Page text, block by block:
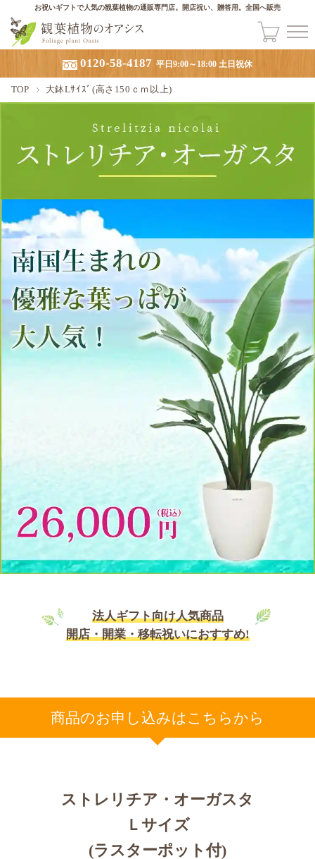
お祝いギフトで人気の観葉植物の通販専門店。開店祝い、贈答用。全国へ販売
0120-58-4187 平日9:00～18:00 土日祝休
TOP 大鉢Lｻｲｽﾞ(高さ150ｃｍ以上)
法人ギフト向け人気商品
開店・開業・移転祝いにおすすめ!
商品のお申し込みはこちらから
ストレリチア・オーガスタ
Ｌサイズ
(ラスターポット付)